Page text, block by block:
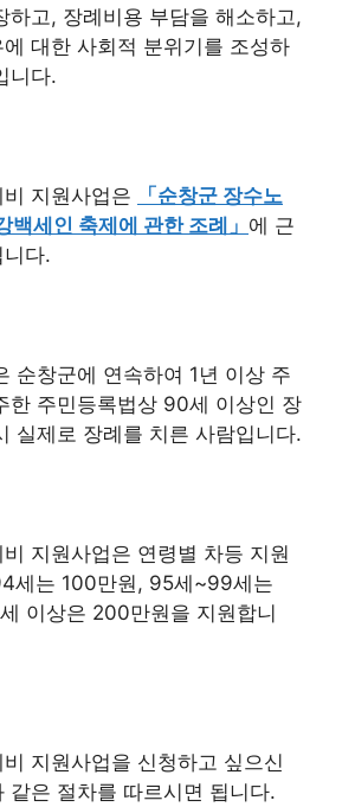
하고, 장례비용 부담을 해소하고,
대한 사회적 분위기를 조성하
니다.
지원사업은
「순창군 장수노
백세인 축제에 관한 조례」 에 근
다.
순창군에 연속하여 1년 이상 주
한 주민등록법상 90세 이상인 장
실제로 장례를 치른 사람입니다.
지원사업은 연령별 차등 지원
세는 100만원, 95세~99세는
이상은 200만원을 지원합니
지원사업을 신청하고 싶으신
같은 절차를 따르시면 됩니다.